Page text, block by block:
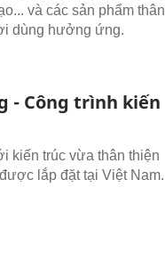
và các sản phẩm thân
dùng hưởng ứng.
- Công trình kiến
kiến trúc vừa thân thiện
lắp đặt tại Việt Nam.